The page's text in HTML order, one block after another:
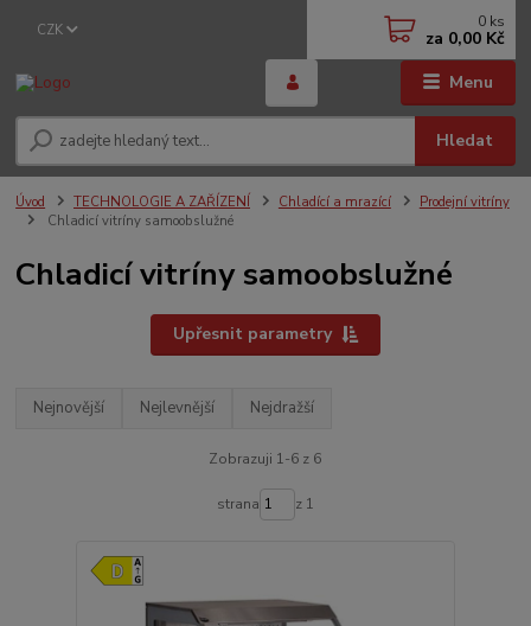
Menu
CZK
Hledat
0 ks
za 0,00 Kč
Úvod TECHNOLOGIE A ZAŘÍZENÍ Chladící a mrazící
Prodejní vitríny
Chladicí vitríny samoobslužné
Chladicí vitríny samoobslužné
Upřesnit parametry
Nejnovější Nejlevnější Nejdražší
Zobrazuji 1-6 z 6
strana z 1